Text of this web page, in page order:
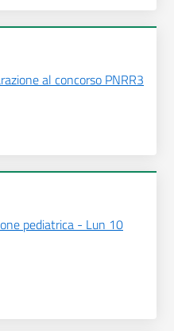
al concorso PNRR3
pediatrica - Lun 10